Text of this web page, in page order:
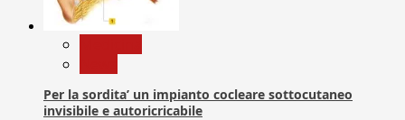
Per la sordita’ un impianto cocleare sottocutaneo
invisibile e autoricricabile